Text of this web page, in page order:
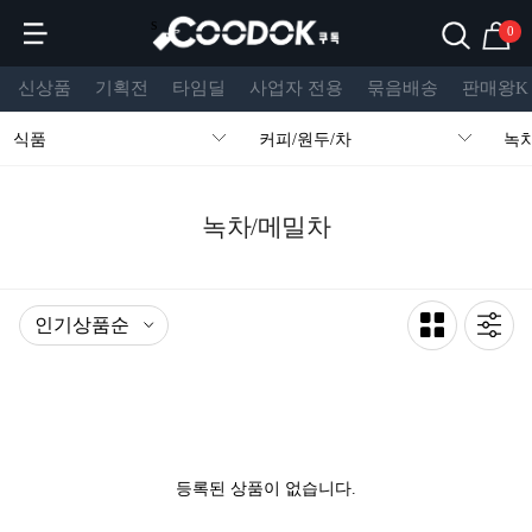
s 0
신상품 기획전 타임딜 사업자 전용 묶음배송 판매왕K
식품 커피/원두/차 녹
녹차/메밀차
등록된 상품이 없습니다.